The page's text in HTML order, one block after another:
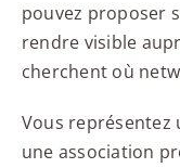
pouvez proposer
rendre visible
cherchent où
Vous représentez
une association